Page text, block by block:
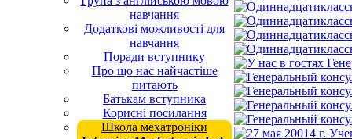
навчання
Додаткові можливості для
навчання
Поради вступнику
Про що нас найчастіше
питають
Батькам вступника
Корисні посилання
Школа мехатроніки